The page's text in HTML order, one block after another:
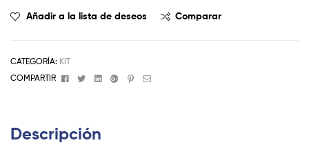
Añadir a la lista de deseos Comparar
CATEGORÍA: KIT
COMPARTIR
FacebookTwitterLinkedinGoogle+Pinterest
Email
Descripción